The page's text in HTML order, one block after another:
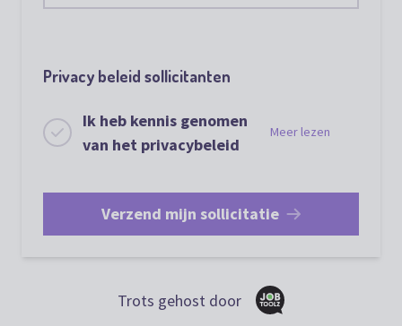
Privacy beleid sollicitanten
Ik heb kennis genomen
van het privacybeleid
Meer lezen
Verzend mijn sollicitatie
Trots gehost door